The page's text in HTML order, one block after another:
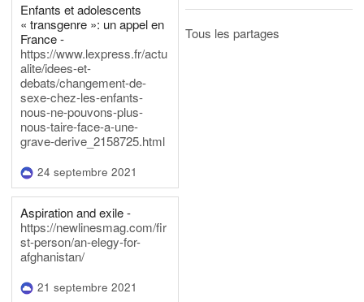
Enfants et adolescents
« transgenre »: un appel en
France -
https://www.lexpress.fr/actu
alite/idees-et-
debats/changement-de-
sexe-chez-les-enfants-
nous-ne-pouvons-plus-
nous-taire-face-a-une-
grave-derive_2158725.html
24 septembre 2021
Aspiration and exile -
https://newlinesmag.com/fir
st-person/an-elegy-for-
afghanistan/
21 septembre 2021
Tous les partages